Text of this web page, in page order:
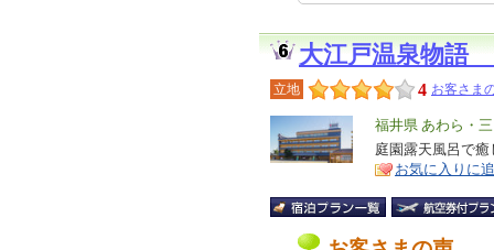
大江戸温泉物語
立地 4 お客さま
エ
リ
ア
福井県 あわら・
特
徴
庭園露天風呂で
お気に入りに